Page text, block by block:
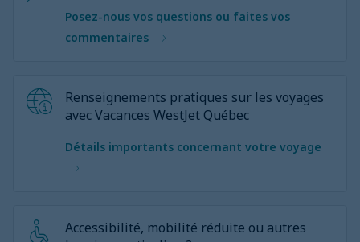
Posez-nous vos questions ou faites vos
commentaires
Renseignements pratiques sur les voyages
avec Vacances WestJet Québec
Détails importants concernant votre voyage
Accessibilité, mobilité réduite ou autres